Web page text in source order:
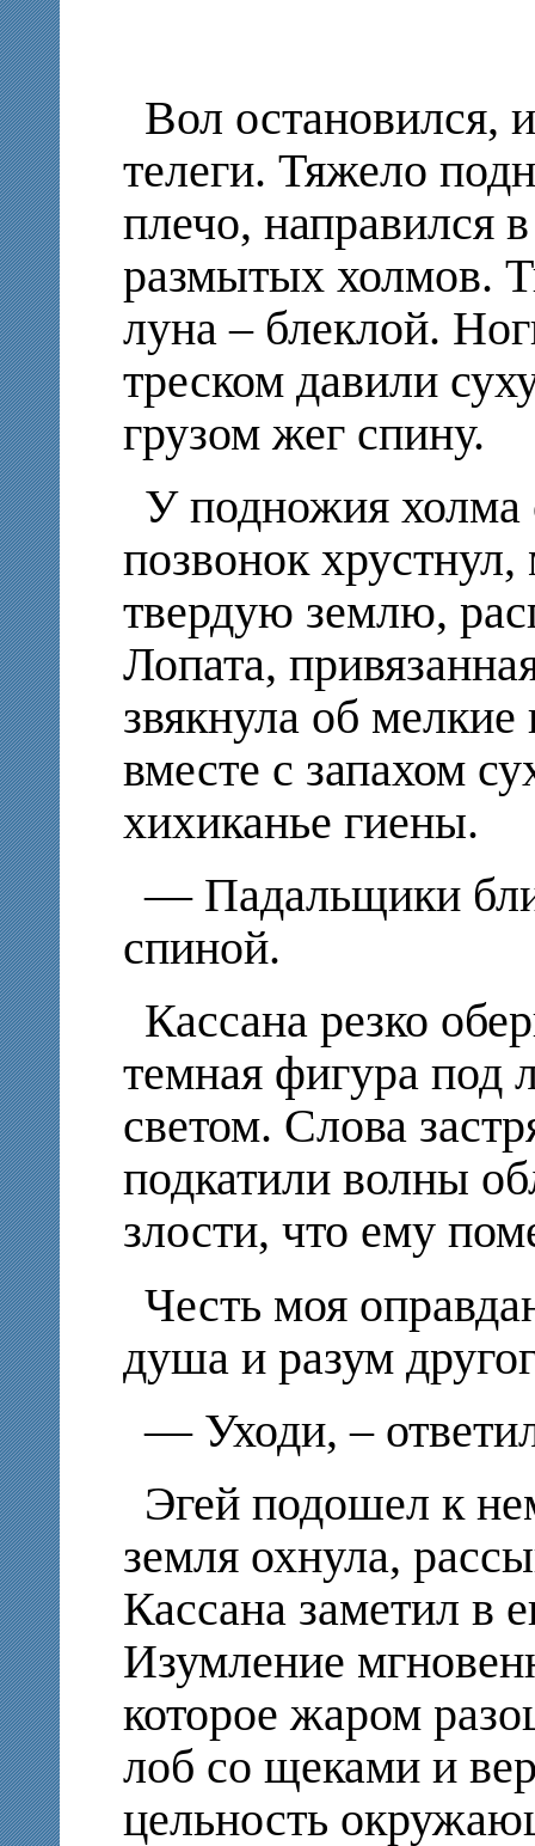
Вол остановился,
телеги. Тяжело
плечо, направился
размытых холмов.
луна – блеклой.
треском давили
грузом жег спину.
У подножия холма
позвонок
твердую землю,
Лопата,
звякнула об
вместе с запахом
хихиканье гиены.
— Падальщики
спиной.
Кассана резко
темная фигура под
светом. Слова
подкатили волны
злости, что ему
Честь моя
душа и разум
— Уходи, –
Эгей подошел к
земля охнула,
Кассана заметил в
Изумление
которое жаром
лоб со щеками и
цельность